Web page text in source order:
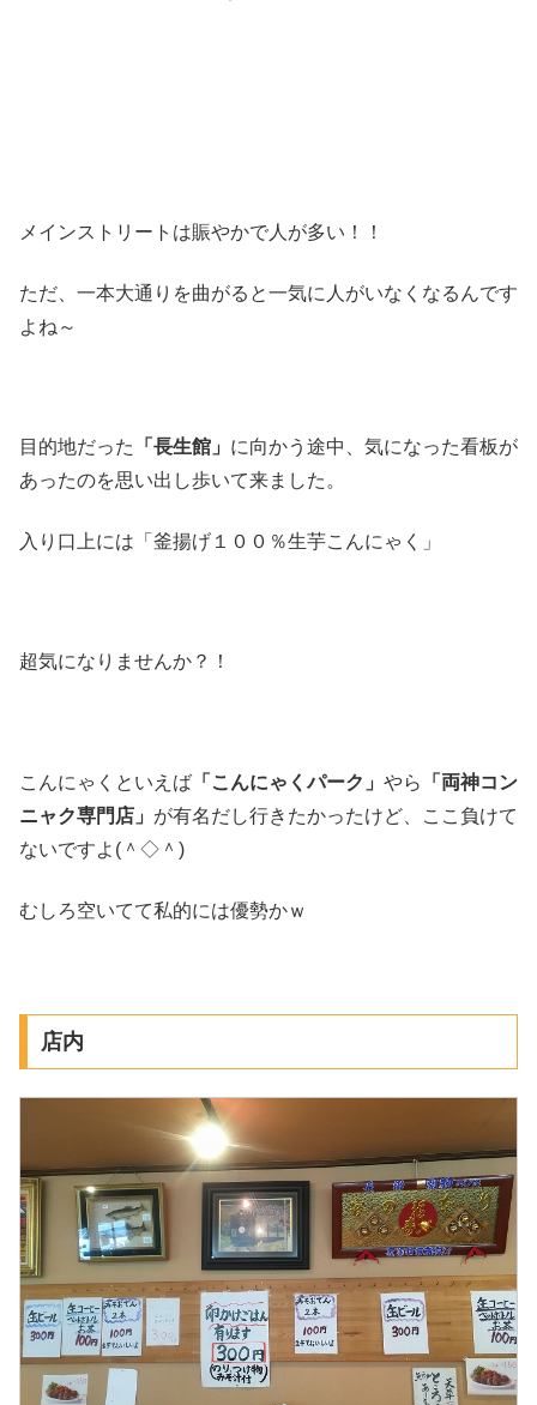
メインストリートは賑やかで人が多い！！
ただ、一本大通りを曲がると一気に人がいなくなるんです
よね～
目的地だった 「長生館」 に向かう途中、気になった看板が
あったのを思い出し歩いて来ました。
入り口上には「釜揚げ１００％生芋こんにゃく」
超気になりませんか？！
こんにゃくといえば 「こんにゃくパーク」 やら
「両神コン
ニャク専門店」 が有名だし行きたかったけど、ここ負けて
ないですよ(＾◇＾)
むしろ空いてて私的には優勢かｗ
店内